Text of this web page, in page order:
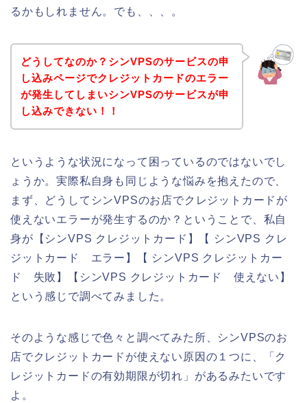
るかもしれません。でも、、、。
どうしてなのか？シンVPSのサービスの申
し込みページでクレジットカードのエラー
が発生してしまいシンVPSのサービスが申
し込みできない！！
というような状況になって困っているのではないでし
ょうか。実際私自身も同じような悩みを抱えたので、
まず、どうしてシンVPSのお店でクレジットカードが
使えないエラーが発生するのか？ということで、私自
身が【シンVPS クレジットカード】【 シンVPS クレ
ジットカード エラー】【 シンVPS クレジットカー
ド 失敗】【シンVPS クレジットカード 使えない】
という感じで調べてみました。
そのような感じで色々と調べてみた所、シンVPSのお
店でクレジットカードが使えない原因の１つに、「ク
レジットカードの有効期限が切れ」があるみたいです
よ。